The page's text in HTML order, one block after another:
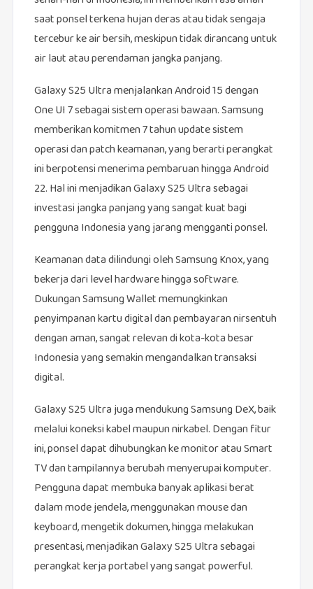
saat ponsel terkena hujan deras atau tidak sengaja
tercebur ke air bersih, meskipun tidak dirancang untuk
air laut atau perendaman jangka panjang.
Galaxy S25 Ultra menjalankan Android 15 dengan
One UI 7 sebagai sistem operasi bawaan. Samsung
memberikan komitmen 7 tahun update sistem
operasi dan patch keamanan, yang berarti perangkat
ini berpotensi menerima pembaruan hingga Android
22. Hal ini menjadikan Galaxy S25 Ultra sebagai
investasi jangka panjang yang sangat kuat bagi
pengguna Indonesia yang jarang mengganti ponsel.
Keamanan data dilindungi oleh Samsung Knox, yang
bekerja dari level hardware hingga software.
Dukungan Samsung Wallet memungkinkan
penyimpanan kartu digital dan pembayaran nirsentuh
dengan aman, sangat relevan di kota-kota besar
Indonesia yang semakin mengandalkan transaksi
digital.
Galaxy S25 Ultra juga mendukung Samsung DeX, baik
melalui koneksi kabel maupun nirkabel. Dengan fitur
ini, ponsel dapat dihubungkan ke monitor atau Smart
TV dan tampilannya berubah menyerupai komputer.
Pengguna dapat membuka banyak aplikasi berat
dalam mode jendela, menggunakan mouse dan
keyboard, mengetik dokumen, hingga melakukan
presentasi, menjadikan Galaxy S25 Ultra sebagai
perangkat kerja portabel yang sangat powerful.